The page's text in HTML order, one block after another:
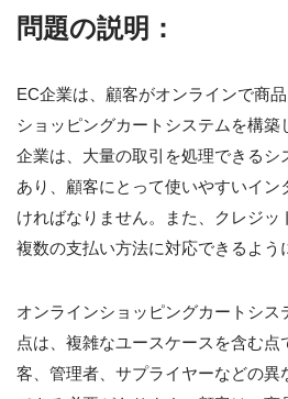
問題の説明：
EC企業は、顧客がオンラインで商
ショッピングカートシステムを構築
企業は、大量の取引を処理できるシ
あり、顧客にとって使いやすいイン
ければなりません。また、クレジッ
複数の支払い方法に対応できるよう
オンラインショッピングカートシス
点は、複雑なユースケースを含む点
客、管理者、サプライヤーなどの異